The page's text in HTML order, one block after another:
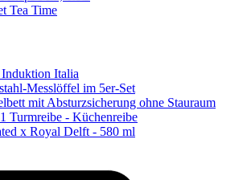
Tea Time
Italia
Messlöffel im 5er-Set
mit Absturzsicherung ohne Stauraum
Turmreibe - Küchenreibe
x Royal Delft - 580 ml